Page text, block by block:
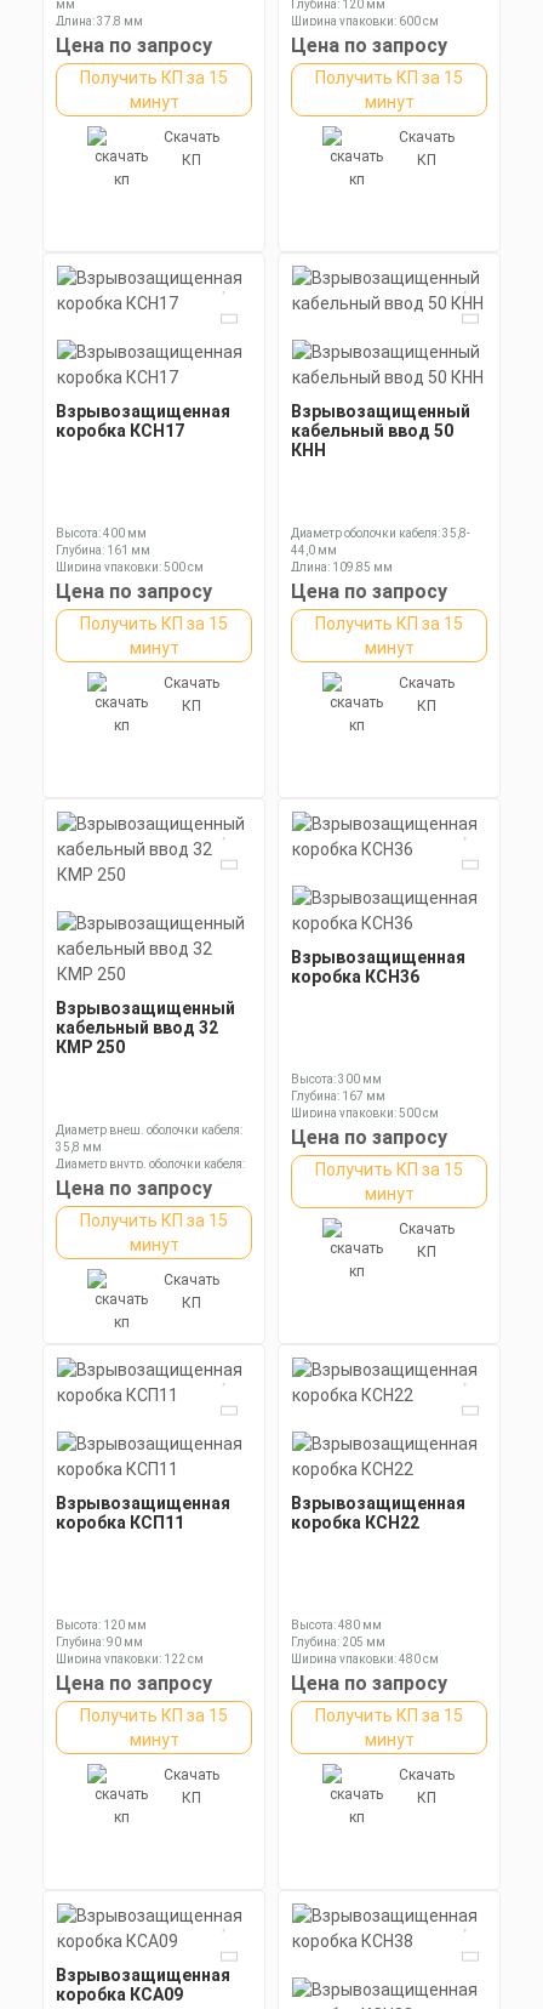
мм
Длина: 37,8 мм
Ключ: 27 мм
Цена по запросу
Получить КП за 15
минут
Скачать
КП
Глубина: 120 мм
Ширина упаковки: 600 см
Цена по запросу
Получить КП за 15
минут
Скачать
КП
Взрывозащищенная
коробка КСН17
Высота: 400 мм
Глубина: 161 мм
Ширина упаковки: 500 см
Цена по запросу
Получить КП за 15
минут
Скачать
КП
Взрывозащищенный
кабельный ввод 50
КНН
Диаметр оболочки кабеля: 35,8-
44,0 мм
Длина: 109,85 мм
Ключ: 60 мм
Цена по запросу
Получить КП за 15
минут
Скачать
КП
Взрывозащищенный
кабельный ввод 32
КМР 250
Диаметр внеш. оболочки кабеля:
35,8 мм
Диаметр внутр. оболочки кабеля:
28,1 мм
Диаметр оболочки кабеля: 17,0-
26,2 мм
Цена по запросу
Получить КП за 15
минут
Скачать
КП
Взрывозащищенная
коробка КСН36
Высота: 300 мм
Глубина: 167 мм
Ширина упаковки: 500 см
Цена по запросу
Получить КП за 15
минут
Скачать
КП
Взрывозащищенная
коробка КСП11
Высота: 120 мм
Глубина: 90 мм
Ширина упаковки: 122 см
Цена по запросу
Получить КП за 15
минут
Скачать
КП
Взрывозащищенная
коробка КСН22
Высота: 480 мм
Глубина: 205 мм
Ширина упаковки: 480 см
Цена по запросу
Получить КП за 15
минут
Скачать
КП
Взрывозащищенная
коробка КСА09